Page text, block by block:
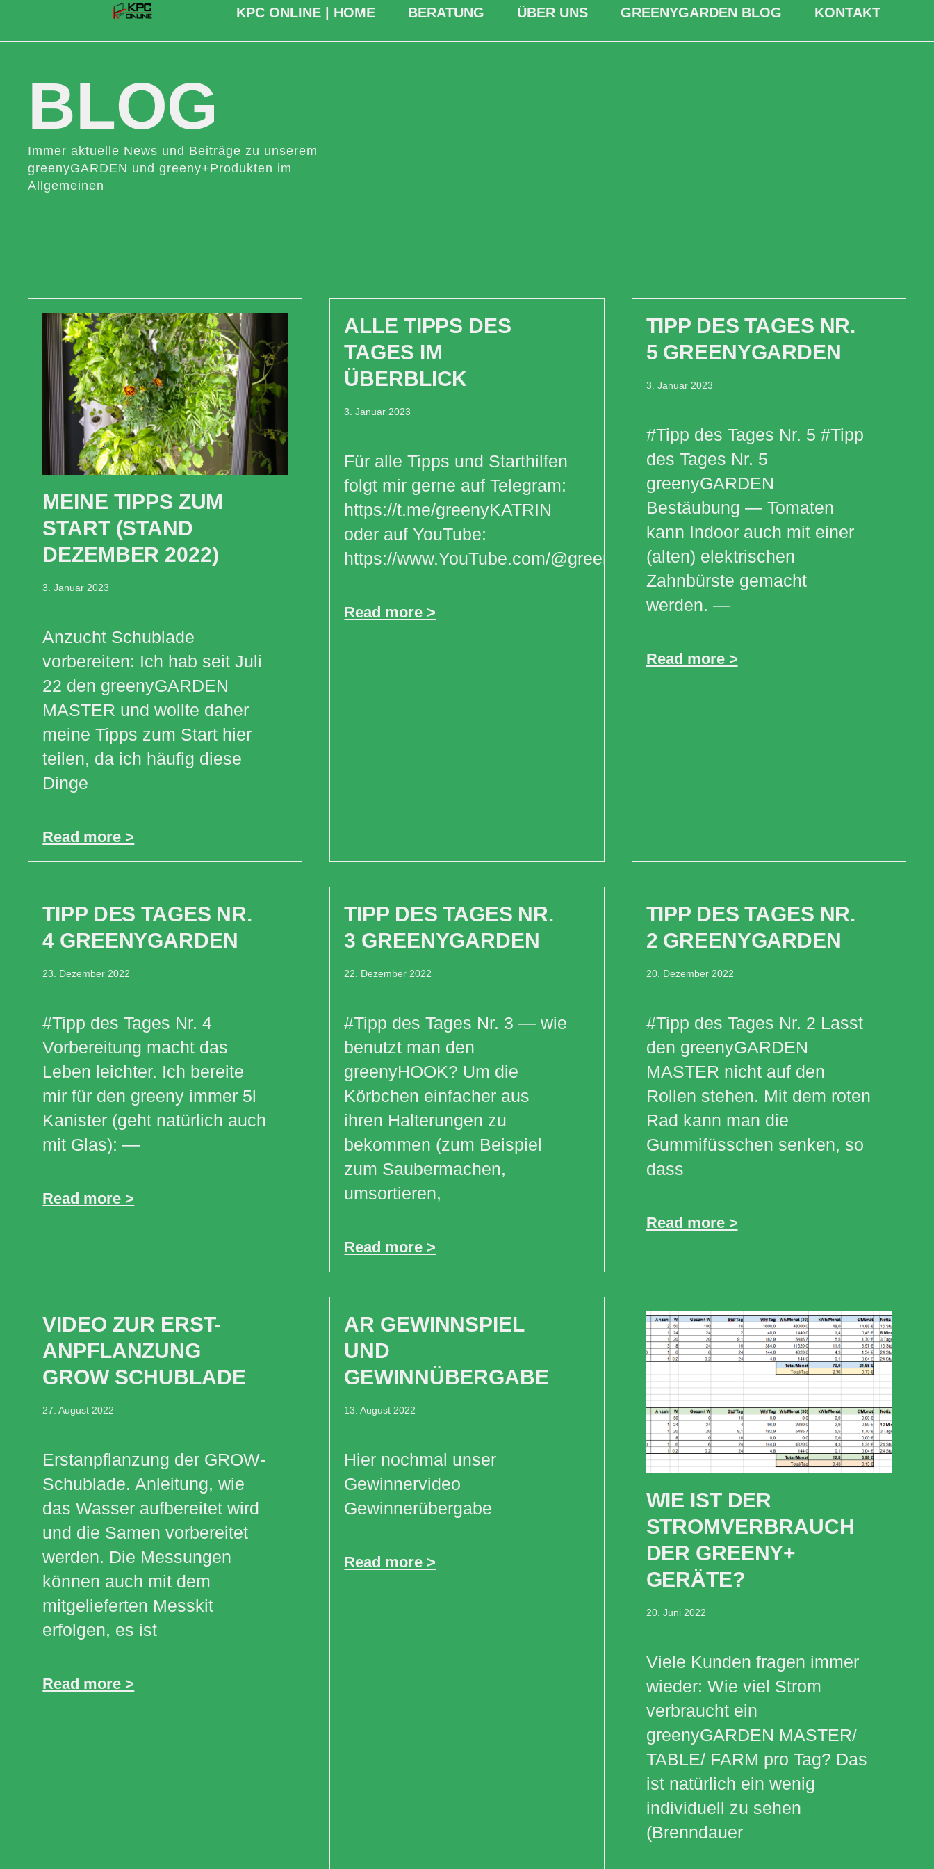
KPC ONLINE | HOME BERATUNG ÜBER UNS GREENYGARDEN BLOG KONTAKT
BLOG
Immer aktuelle News und Beiträge zu unserem
greenyGARDEN und greeny+Produkten im
Allgemeinen
MEINE TIPPS ZUM
START (STAND
DEZEMBER 2022)
3. Januar 2023
Anzucht Schublade
vorbereiten: Ich hab seit Juli
22 den greenyGARDEN
MASTER und wollte daher
meine Tipps zum Start hier
teilen, da ich häufig diese
Dinge
Read more >
ALLE TIPPS DES
TAGES IM
ÜBERBLICK
3. Januar 2023
Für alle Tipps und Starthilfen
folgt mir gerne auf Telegram:
https://t.me/greenyKATRIN
oder auf YouTube:
https://www.YouTube.com/@greenykpc
Read more >
TIPP DES TAGES NR.
5 GREENYGARDEN
3. Januar 2023
#Tipp des Tages Nr. 5 #Tipp
des Tages Nr. 5
greenyGARDEN
Bestäubung — Tomaten
kann Indoor auch mit einer
(alten) elektrischen
Zahnbürste gemacht
werden. —
Read more >
TIPP DES TAGES NR.
4 GREENYGARDEN
23. Dezember 2022
#Tipp des Tages Nr. 4
Vorbereitung macht das
Leben leichter. Ich bereite
mir für den greeny immer 5l
Kanister (geht natürlich auch
mit Glas): —
Read more >
TIPP DES TAGES NR.
3 GREENYGARDEN
22. Dezember 2022
#Tipp des Tages Nr. 3 — wie
benutzt man den
greenyHOOK? Um die
Körbchen einfacher aus
ihren Halterungen zu
bekommen (zum Beispiel
zum Saubermachen,
umsortieren,
Read more >
TIPP DES TAGES NR.
2 GREENYGARDEN
20. Dezember 2022
#Tipp des Tages Nr. 2 Lasst
den greenyGARDEN
MASTER nicht auf den
Rollen stehen. Mit dem roten
Rad kann man die
Gummifüsschen senken, so
dass
Read more >
VIDEO ZUR ERST-
ANPFLANZUNG
GROW SCHUBLADE
27. August 2022
Erstanpflanzung der GROW-
Schublade. Anleitung, wie
das Wasser aufbereitet wird
und die Samen vorbereitet
werden. Die Messungen
können auch mit dem
mitgelieferten Messkit
erfolgen, es ist
Read more >
AR GEWINNSPIEL
UND
GEWINNÜBERGABE
13. August 2022
Hier nochmal unser
Gewinnervideo
Gewinnerübergabe
Read more >
WIE IST DER
STROMVERBRAUCH
DER GREENY+
GERÄTE?
20. Juni 2022
Viele Kunden fragen immer
wieder: Wie viel Strom
verbraucht ein
greenyGARDEN MASTER/
TABLE/ FARM pro Tag? Das
ist natürlich ein wenig
individuell zu sehen
(Brenndauer